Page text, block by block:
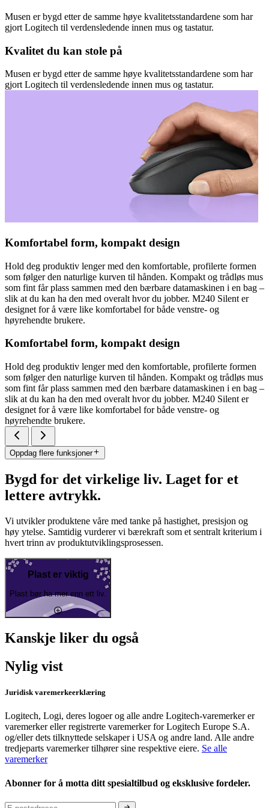
Musen er bygd etter de samme høye kvalitetsstandardene som har
gjort Logitech til verdensledende innen mus og tastatur.
Kvalitet du kan stole på
Musen er bygd etter de samme høye kvalitetsstandardene som har
gjort Logitech til verdensledende innen mus og tastatur.
Komfortabel form, kompakt design
Hold deg produktiv lenger med den komfortable, profilerte formen
som følger den naturlige kurven til hånden. Kompakt og trådløs mus
som fint får plass sammen med den bærbare datamaskinen i en bag –
slik at du kan ha den med overalt hvor du jobber. M240 Silent er
designet for å være like komfortabel for både venstre- og
høyrehendte brukere.
Komfortabel form, kompakt design
Hold deg produktiv lenger med den komfortable, profilerte formen
som følger den naturlige kurven til hånden. Kompakt og trådløs mus
som fint får plass sammen med den bærbare datamaskinen i en bag –
slik at du kan ha den med overalt hvor du jobber. M240 Silent er
designet for å være like komfortabel for både venstre- og
høyrehendte brukere.
Oppdag flere funksjoner
Bygd for det virkelige liv. Laget for et
lettere avtrykk.
Vi utvikler produktene våre med tanke på hastighet, presisjon og
høy ytelse. Samtidig vurderer vi bærekraft som et sentralt kriterium i
hvert trinn av produktutviklingsprosessen.
Plast er viktig
Plast bør ha mer enn ett liv.
Kanskje liker du også
Nylig vist
Juridisk varemerkeerklæring
Logitech, Logi, deres logoer og alle andre Logitech-varemerker er
varemerker eller registrerte varemerker for Logitech Europe S.A.
og/eller dets tilknyttede selskaper i USA og andre land. Alle andre
tredjeparts varemerker tilhører sine respektive eiere. Se alle
varemerker
Abonner for å motta ditt spesialtilbud og eksklusive fordeler.